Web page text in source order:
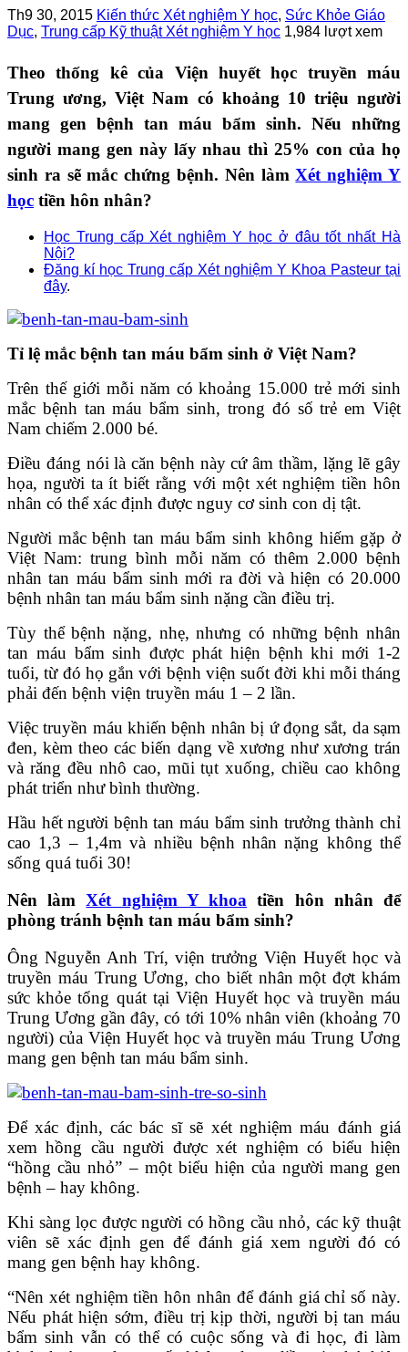
Th9 30, 2015 Kiến thức Xét nghiệm Y học, Sức Khỏe Giáo
Dục, Trung cấp Kỹ thuật Xét nghiệm Y học 1,984 lượt xem
Theo thống kê của Viện huyết học truyền máu
Trung ương, Việt Nam có khoảng 10 triệu người
mang gen bệnh tan máu bẩm sinh. Nếu những
người mang gen này lấy nhau thì 25% con của họ
sinh ra sẽ mắc chứng bệnh. Nên làmXét nghiệm Y
học tiền hôn nhân?
Học Trung cấp Xét nghiệm Y học ở đâu tốt nhất Hà
Nội?
Đăng kí học Trung cấp Xét nghiệm Y Khoa Pasteur tại
đây.
Tỉ lệ mắc bệnh tan máu bẩm sinh ở Việt Nam?
Trên thế giới mỗi năm có khoảng 15.000 trẻ mới sinh
mắc bệnh tan máu bẩm sinh, trong đó số trẻ em Việt
Nam chiếm 2.000 bé.
Điều đáng nói là căn bệnh này cứ âm thầm, lặng lẽ gây
họa, người ta ít biết rằng với một xét nghiệm tiền hôn
nhân có thể xác định được nguy cơ sinh con dị tật.
Người mắc bệnh tan máu bẩm sinh không hiếm gặp ở
Việt Nam: trung bình mỗi năm có thêm 2.000 bệnh
nhân tan máu bẩm sinh mới ra đời và hiện có 20.000
bệnh nhân tan máu bẩm sinh nặng cần điều trị.
Tùy thể bệnh nặng, nhẹ, nhưng có những bệnh nhân
tan máu bẩm sinh được phát hiện bệnh khi mới 1-2
tuổi, từ đó họ gắn với bệnh viện suốt đời khi mỗi tháng
phải đến bệnh viện truyền máu 1 – 2 lần.
Việc truyền máu khiến bệnh nhân bị ứ đọng sắt, da sạm
đen, kèm theo các biến dạng về xương như xương trán
và răng đều nhô cao, mũi tụt xuống, chiều cao không
phát triển như bình thường.
Hầu hết người bệnh tan máu bẩm sinh trưởng thành chỉ
cao 1,3 – 1,4m và nhiều bệnh nhân nặng không thể
sống quá tuổi 30!
Nên làmXét nghiệm Y khoa tiền hôn nhân để
phòng tránh bệnh tan máu bẩm sinh?
Ông Nguyễn Anh Trí, viện trưởng Viện Huyết học và
truyền máu Trung Ương, cho biết nhân một đợt khám
sức khỏe tổng quát tại Viện Huyết học và truyền máu
Trung Ương gần đây, có tới 10% nhân viên (khoảng 70
người) của Viện Huyết học và truyền máu Trung Ương
mang gen bệnh tan máu bẩm sinh.
Để xác định, các bác sĩ sẽ xét nghiệm máu đánh giá
xem hồng cầu người được xét nghiệm có biểu hiện
“hồng cầu nhỏ” – một biểu hiện của người mang gen
bệnh – hay không.
Khi sàng lọc được người có hồng cầu nhỏ, các kỹ thuật
viên sẽ xác định gen để đánh giá xem người đó có
mang gen bệnh hay không.
“Nên xét nghiệm tiền hôn nhân để đánh giá chỉ số này.
Nếu phát hiện sớm, điều trị kịp thời, người bị tan máu
bẩm sinh vẫn có thể có cuộc sống và đi học, đi làm